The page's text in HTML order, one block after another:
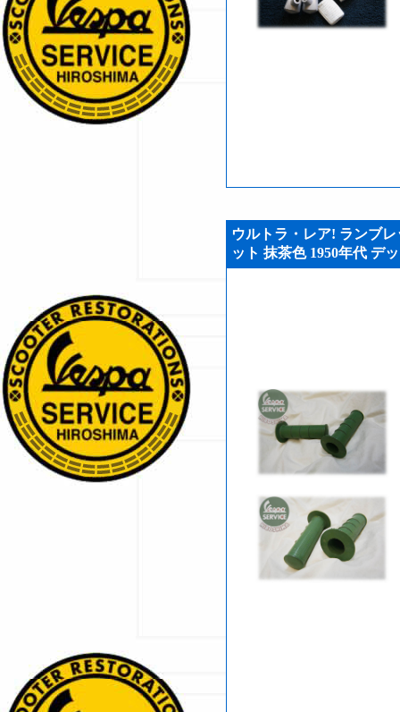
ウルトラ・レア! ランブ
ット 抹茶色 1950年代 デ